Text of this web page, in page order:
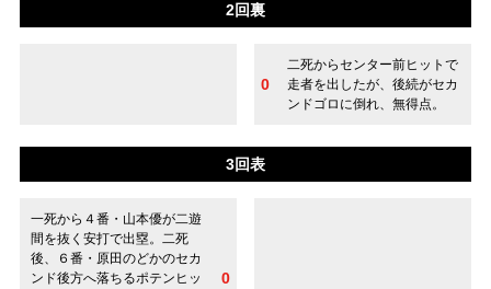
2回裏
二死からセンター前ヒットで
走者を出したが、後続がセカ
ンドゴロに倒れ、無得点。
0
3回表
一死から４番・山本優が二遊
間を抜く安打で出塁。二死
後、６番・原田のどかのセカ
ンド後方へ落ちるポテンヒッ
0